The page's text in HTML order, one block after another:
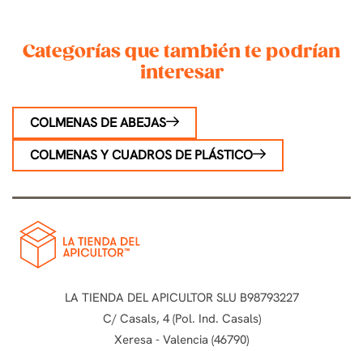
Categorías que también te podrían
interesar
COLMENAS DE ABEJAS
COLMENAS Y CUADROS DE PLÁSTICO
LA TIENDA DEL APICULTOR SLU B98793227
C/ Casals, 4 (Pol. Ind. Casals)
Xeresa - Valencia (46790)